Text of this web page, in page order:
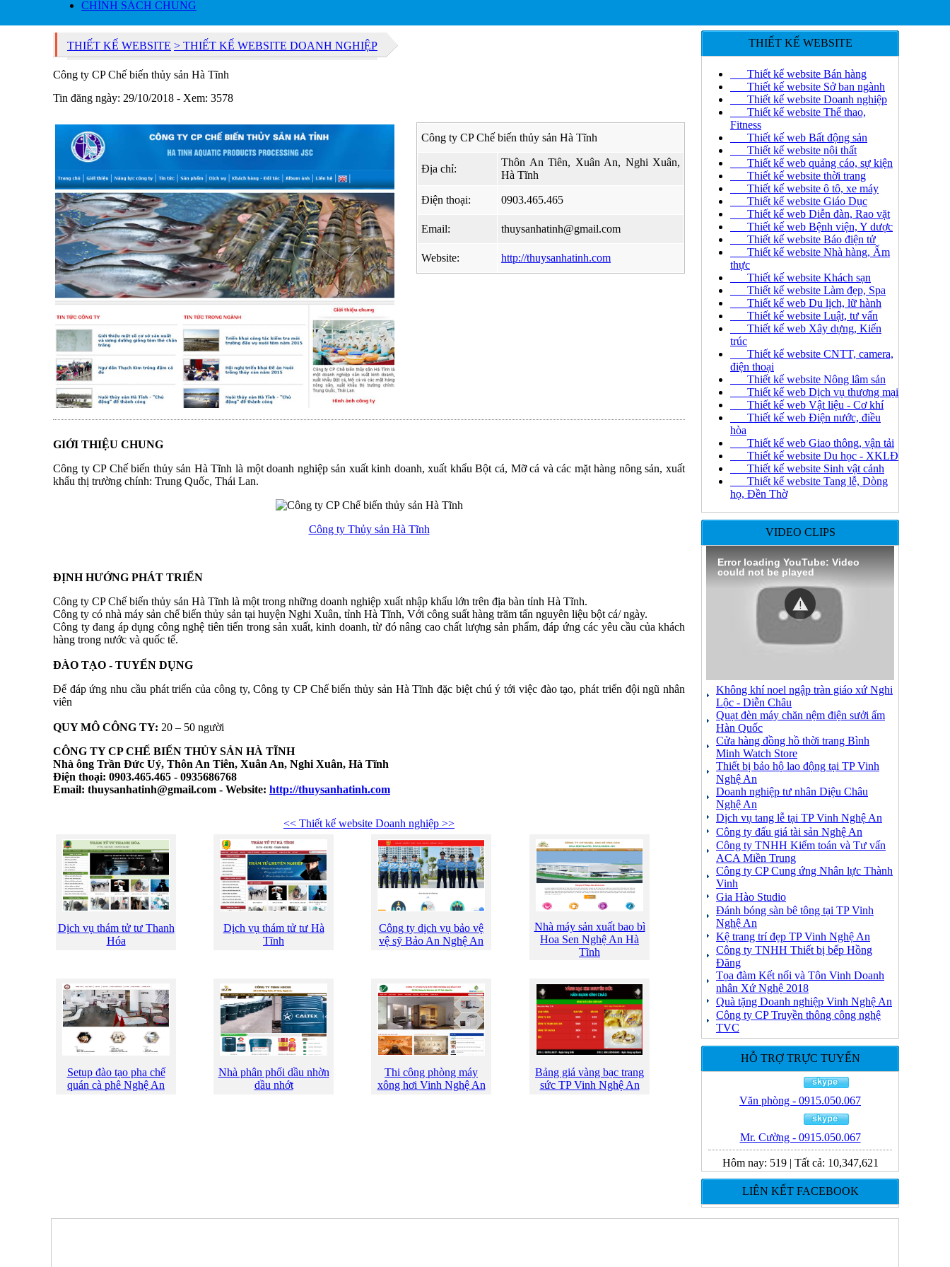
CHÍNH SÁCH CHUNG
THIẾT KẾ WEBSITE > THIẾT KẾ WEBSITE DOANH NGHIỆP
Công ty CP Chế biến thủy sản Hà Tĩnh
Tin đăng ngày: 29/10/2018 - Xem: 3578
Công ty CP Chế biến thủy sản Hà Tĩnh
Địa chỉ:
Thôn An Tiên, Xuân An, Nghi Xuân,
Hà Tĩnh
Điện thoại: 0903.465.465
Email: thuysanhatinh@gmail.com
Website: http://thuysanhatinh.com
GIỚI THIỆU CHUNG
Công ty CP Chế biến thủy sản Hà Tĩnh là một doanh nghiệp sản xuất kinh doanh, xuất khẩu Bột cá, Mỡ cá và các mặt hàng nông sản, xuất
khẩu thị trường chính: Trung Quốc, Thái Lan.
Công ty Thủy sản Hà Tĩnh
ĐỊNH HƯỚNG PHÁT TRIỂN
Công ty CP Chế biến thủy sản Hà Tĩnh là một trong những doanh nghiệp xuất nhập khẩu lớn trên địa bàn tỉnh Hà Tĩnh.
Công ty có nhà máy sản chế biến thủy sản tại huyện Nghi Xuân, tỉnh Hà Tĩnh, Với công suất hàng trăm tấn nguyên liệu bột cá/ ngày.
Công ty đang áp dụng công nghệ tiên tiến trong sản xuất, kinh doanh, từ đó nâng cao chất lượng sản phẩm, đáp ứng các yêu cầu của khách
hàng trong nước và quốc tế.
ĐÀO TẠO - TUYỂN DỤNG
Để đáp ứng nhu cầu phát triển của công ty, Công ty CP Chế biến thủy sản Hà Tĩnh đặc biệt chú ý tới việc đào tạo, phát triển đội ngũ nhân
viên
QUY MÔ CÔNG TY: 20 – 50 người
CÔNG TY CP CHẾ BIẾN THỦY SẢN HÀ TĨNH
Nhà ông Trần Đức Uý, Thôn An Tiên, Xuân An, Nghi Xuân, Hà Tĩnh
Điện thoại: 0903.465.465 - 0935686768
Email: thuysanhatinh@gmail.com - Website: http://thuysanhatinh.com
<< Thiết kế website Doanh nghiệp >>
Dịch vụ thám tử tư Thanh
Hóa
Dịch vụ thám tử tư Hà
Tĩnh
Công ty dịch vụ bảo vệ
vệ sỹ Bảo An Nghệ An
Nhà máy sản xuất bao bì
Hoa Sen Nghệ An Hà
Tĩnh
Setup đào tạo pha chế
quán cà phê Nghệ An
Nhà phân phối dầu nhờn
dầu nhớt
Thi công phòng máy
xông hơi Vinh Nghệ An
Bảng giá vàng bạc trang
sức TP Vinh Nghệ An
THIẾT KẾ WEBSITE
Thiết kế website Bán hàng
Thiết kế website Sở ban ngành
Thiết kế website Doanh nghiệp
Thiết kế website Thể thao,
Fitness
Thiết kế web Bất động sản
Thiết kế website nội thất
Thiết kế web quảng cáo, sự kiện
Thiết kế website thời trang
Thiết kế website ô tô, xe máy
Thiết kế website Giáo Dục
Thiết kế web Diễn đàn, Rao vặt
Thiết kế web Bệnh viện, Y dược
Thiết kế website Báo điện tử
Thiết kế website Nhà hàng, Ẩm
thực
Thiết kế website Khách sạn
Thiết kế website Làm đẹp, Spa
Thiết kế web Du lịch, lữ hành
Thiết kế website Luật, tư vấn
Thiết kế web Xây dựng, Kiến
trúc
Thiết kế website CNTT, camera,
điện thoại
Thiết kế website Nông lâm sản
Thiết kế web Dịch vụ thương mại
Thiết kế web Vật liệu - Cơ khí
Thiết kế web Điện nước, điều
hòa
Thiết kế web Giao thông, vận tải
Thiết kế website Du học - XKLĐ
Thiết kế website Sinh vật cảnh
Thiết kế website Tang lễ, Dòng
họ, Đền Thờ
VIDEO CLIPS
Error loading YouTube: Video
could not be played
Không khí noel ngập tràn giáo xứ Nghi
Lộc - Diễn Châu
Quạt đèn máy chăn nệm điện sưởi ấm
Hàn Quốc
Cửa hàng đồng hồ thời trang Bình
Minh Watch Store
Thiết bị bảo hộ lao động tại TP Vinh
Nghệ An
Doanh nghiệp tư nhân Diệu Châu
Nghệ An
Dịch vụ tang lễ tại TP Vinh Nghệ An
Công ty đấu giá tài sản Nghệ An
Công ty TNHH Kiểm toán và Tư vấn
ACA Miền Trung
Công ty CP Cung ứng Nhân lực Thành
Vinh
Gia Hào Studio
Đánh bóng sàn bê tông tại TP Vinh
Nghệ An
Kệ trang trí đẹp TP Vinh Nghệ An
Công ty TNHH Thiết bị bếp Hồng
Đăng
Tọa đàm Kết nối và Tôn Vinh Doanh
nhân Xứ Nghệ 2018
Quà tặng Doanh nghiệp Vinh Nghệ An
Công ty CP Truyền thông công nghệ
TVC
HỖ TRỢ TRỰC TUYẾN
Văn phòng - 0915.050.067
Mr. Cường - 0915.050.067
Hôm nay: 519| Tất cả: 10,347,621
LIÊN KẾT FACEBOOK